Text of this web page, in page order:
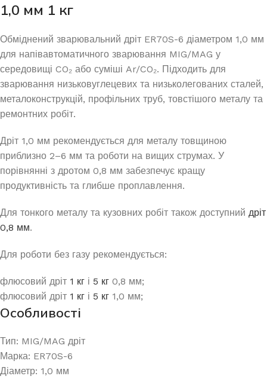
1,0 мм 1 кг
Обміднений зварювальний дріт ER70S-6 діаметром 1,0 мм
для напівавтоматичного зварювання MIG/MAG у
середовищі CO₂ або суміші Ar/CO₂. Підходить для
зварювання низьковуглецевих та низьколегованих сталей,
металоконструкцій, профільних труб, товстішого металу та
ремонтних робіт.
Дріт 1,0 мм рекомендується для металу товщиною
приблизно 2–6 мм та роботи на вищих струмах. У
порівнянні з дротом 0,8 мм забезпечує кращу
продуктивність та глибше проплавлення.
Для тонкого металу та кузовних робіт також доступний дріт
0,8 мм.
Для роботи без газу рекомендується:
флюсовий дріт 1 кг і 5 кг 0,8 мм;
флюсовий дріт 1 кг і 5 кг 1,0 мм;
Особливості
Тип: MIG/MAG дріт
Марка: ER70S-6
Діаметр: 1,0 мм